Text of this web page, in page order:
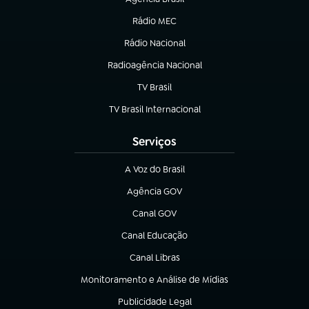
(abre em nova aba)
Rádio MEC
(abre em nova aba)
Rádio Nacional
Radioagência Nacional
(abre em nova aba)
TV Brasil
(abre em nova aba)
TV Brasil Internacional
(abre em nova aba)
Serviços
A Voz do Brasil
(abre em nova aba)
Agência GOV
(abre em nova aba)
Canal GOV
(abre em nova aba)
Canal Educação
(abre em nova aba)
Canal Libras
(abre em nova aba)
Monitoramento e Análise de Mídias
(abre em nova aba)
Publicidade Legal
(abre em nova aba)